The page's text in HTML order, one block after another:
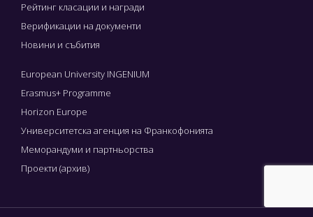
Рейтинг класации и награди
Верификации на документи
Новини и събития
European University INGENIUM
Erasmus+ Programme
Horizon Europe
Университетска агенция на Франкофонията
Меморандуми и партньорства
Проекти (архив)